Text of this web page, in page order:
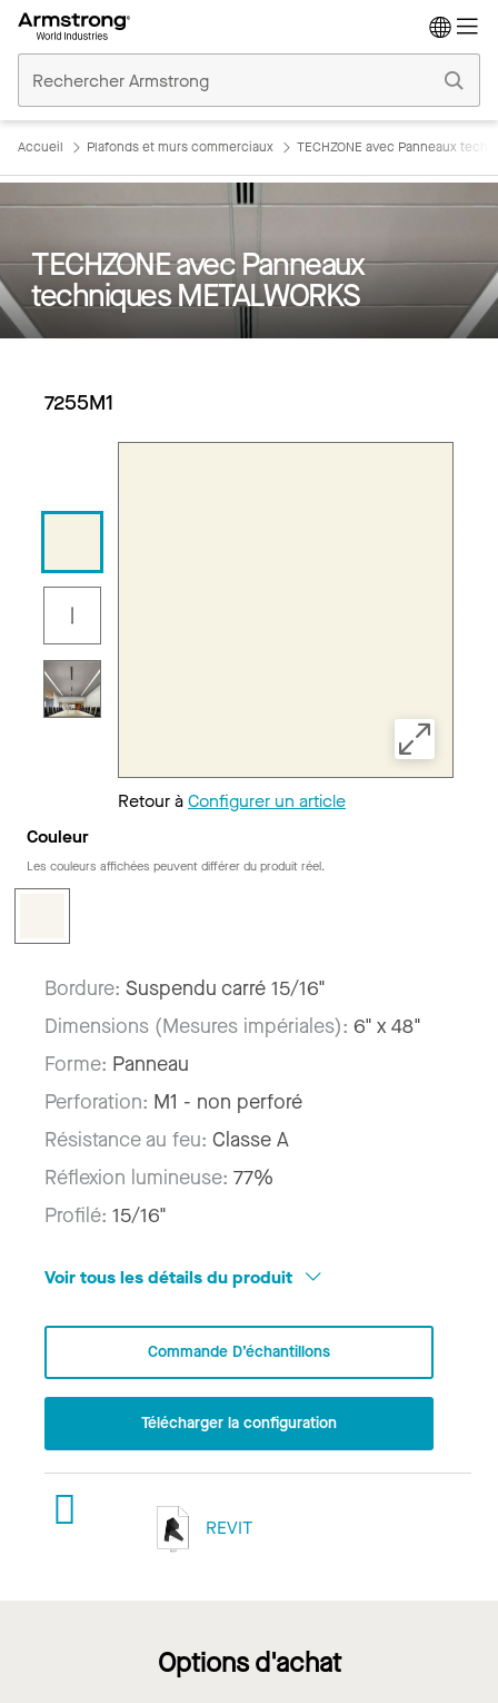
Plafonds
Commerciaux
Accueil Plafonds et murs commerciaux TECHZONE avec Panneaux
TECHZONE avec Panneaux
techniques METALWORKS
7255M1
Retour àConfigurer un article
Couleur
Les couleurs affichées peuvent différer du produit réel.
Bordure: Suspendu carré 15/16"
Dimensions (Mesures impériales): 6" x 48"
Forme: Panneau
Perforation: M1 - non perforé
Résistance au feu: Classe A
Réflexion lumineuse: 77%
Profilé: 15/16"
Voir tous les détails du produit
Commande D’échantillons
Télécharger la configuration
REVIT
Options d'achat